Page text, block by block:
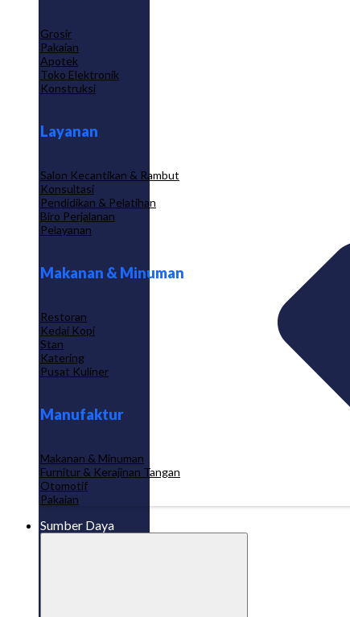
Grosir
Pakaian
Apotek
Toko Elektronik
Konstruksi
Layanan
Salon Kecantikan & Rambut
Konsultasi
Pendidikan & Pelatihan
Biro Perjalanan
Pelayanan
Makanan & Minuman
Restoran
Kedai Kopi
Stan
Katering
Pusat Kuliner
Manufaktur
Makanan & Minuman
Furnitur & Kerajinan Tangan
Otomotif
Pakaian
Sumber Daya